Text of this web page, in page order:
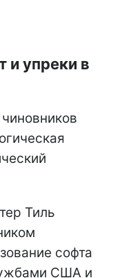
и упреки в
Тиль
софта
США и